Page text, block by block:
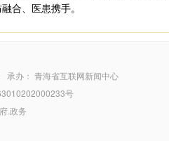
合、医患携手。
承办： 青海省互联网新闻中心
号
.政务